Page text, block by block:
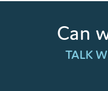
Can
TALK